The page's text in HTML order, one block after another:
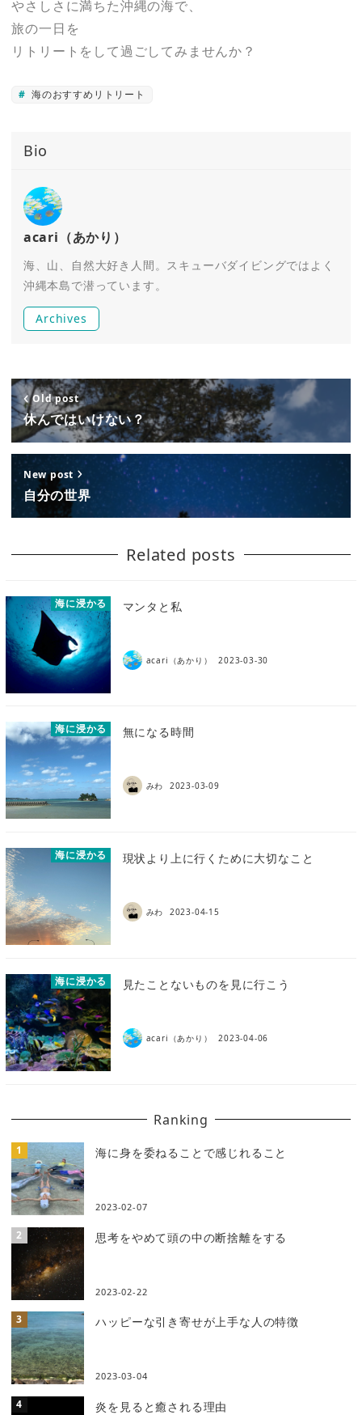
やさしさに満ちた沖縄の海で、
旅の一日を
リトリートをして過ごしてみませんか？
海のおすすめリトリート
Bio
acari（あかり）
海、山、自然大好き人間。スキューバダイビングではよく
沖縄本島で潜っています。
Archives
Old post
休んではいけない？
New post
自分の世界
Related posts
海に浸かる マンタと私
acari（あかり） 2023-03-30
海に浸かる 無になる時間
みわ 2023-03-09
海に浸かる 現状より上に行くために大切なこと
みわ 2023-04-15
海に浸かる 見たことないものを見に行こう
acari（あかり） 2023-04-06
Ranking
海に身を委ねることで感じれること
2023-02-07
思考をやめて頭の中の断捨離をする
2023-02-22
ハッピーな引き寄せが上手な人の特徴
2023-03-04
炎を見ると癒される理由